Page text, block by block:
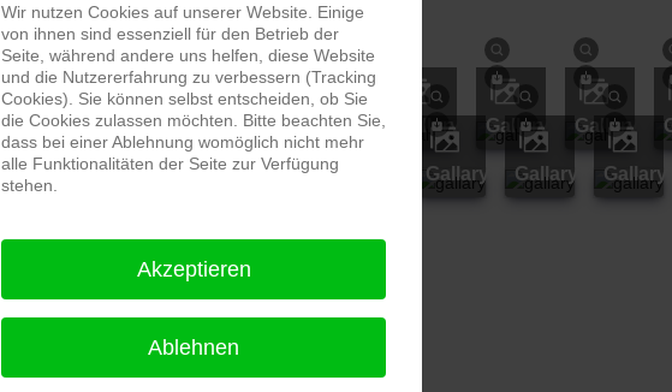
gallary gallary gallary gallary gallary
gallary gallary gallary gallary gallary gallary gallary
Wir nutzen Cookies auf unserer Website. Einige
von ihnen sind essenziell für den Betrieb der
Seite, während andere uns helfen, diese Website
und die Nutzererfahrung zu verbessern (Tracking
Cookies). Sie können selbst entscheiden, ob Sie
die Cookies zulassen möchten. Bitte beachten Sie,
dass bei einer Ablehnung womöglich nicht mehr
alle Funktionalitäten der Seite zur Verfügung
stehen.
Akzeptieren
Ablehnen